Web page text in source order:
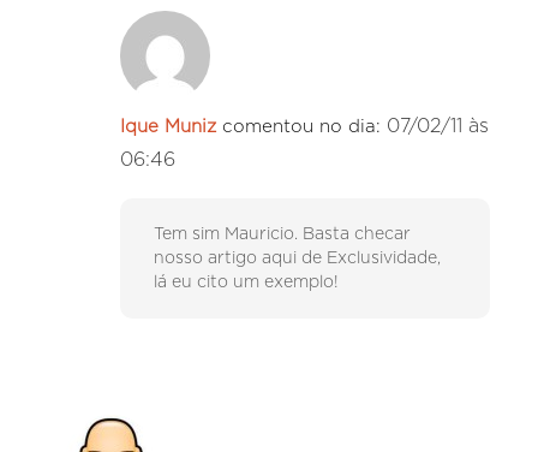
Ique Muniz comentou no dia: 07/02/11 às
06:46
Tem sim Mauricio. Basta checar
nosso artigo aqui de Exclusividade,
lá eu cito um exemplo!